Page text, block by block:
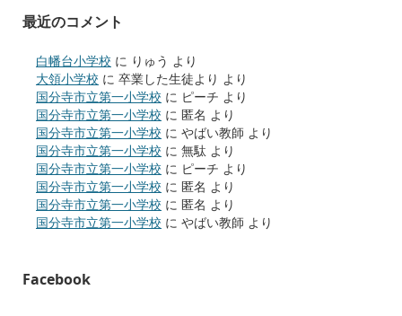
最近のコメント
白幡台小学校 に りゅう より
大領小学校 に 卒業した生徒より より
国分寺市立第一小学校 に ピーチ より
国分寺市立第一小学校 に 匿名 より
国分寺市立第一小学校 に やばい教師 より
国分寺市立第一小学校 に 無駄 より
国分寺市立第一小学校 に ピーチ より
国分寺市立第一小学校 に 匿名 より
国分寺市立第一小学校 に 匿名 より
国分寺市立第一小学校 に やばい教師 より
Facebook